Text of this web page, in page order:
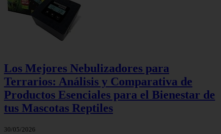
Los Mejores Nebulizadores para
Terrarios: Análisis y Comparativa de
Productos Esenciales para el Bienestar de
tus Mascotas Reptiles
30/05/2026